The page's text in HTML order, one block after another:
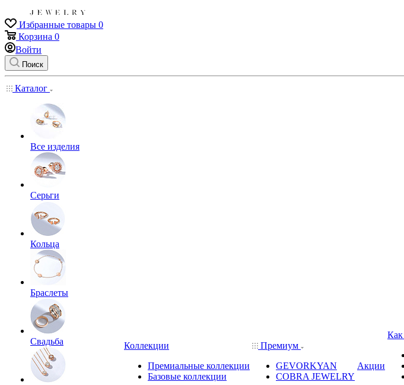
Избранные товары 0
Корзина 0
Войти
Поиск
Каталог
Все изделия
Серьги
Кольца
Браслеты
Свадьба
Коллекции
Премиальные коллекции
Базовые коллекции
Премиум
GEVORKYAN
COBRA JEWELRY
Акции
Как